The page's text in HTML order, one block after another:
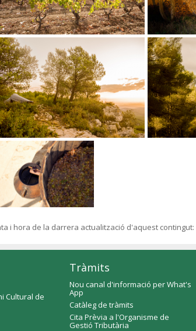
i hora de la darrera actualització d'aquest contingut:
Cultural de
Tràmits
Nou canal d'informació per What's
App
Catàleg de tràmits
Cita Prèvia a l'Organisme de
Gestió Tributària